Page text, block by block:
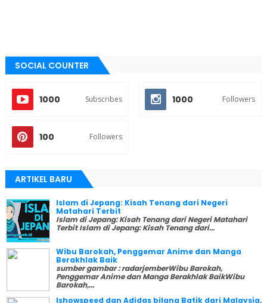
SOCIAL COUNTER
1000 Subscribes 1000 Followers
100 Followers
ARTIKEL BARU
Islam di Jepang: Kisah Tenang dari Negeri
Matahari Terbit
Islam di Jepang: Kisah Tenang dari Negeri Matahari
Terbit Islam di Jepang: Kisah Tenang dari...
Wibu Barokah, Penggemar Anime dan Manga
Berakhlak Baik
sumber gambar : radarjemberWibu Barokah,
Penggemar Anime dan Manga Berakhlak BaikWibu
Barokah,...
Ishowspeed dan Adidas bilang Batik dari Malaysia,